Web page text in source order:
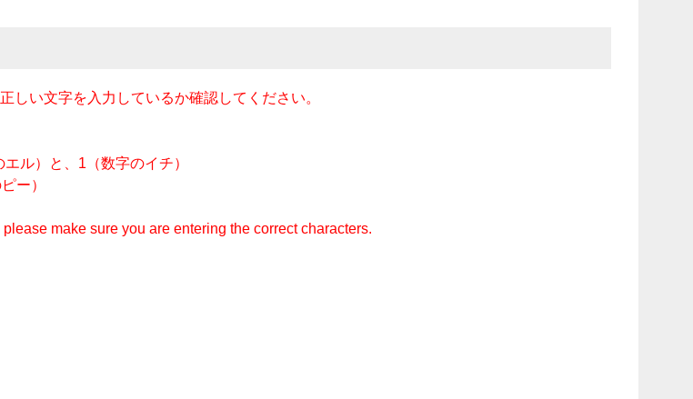
い文字を入力しているか確認してください。
ル）と、1（数字のイチ）
ー）
make sure you are entering the correct characters.